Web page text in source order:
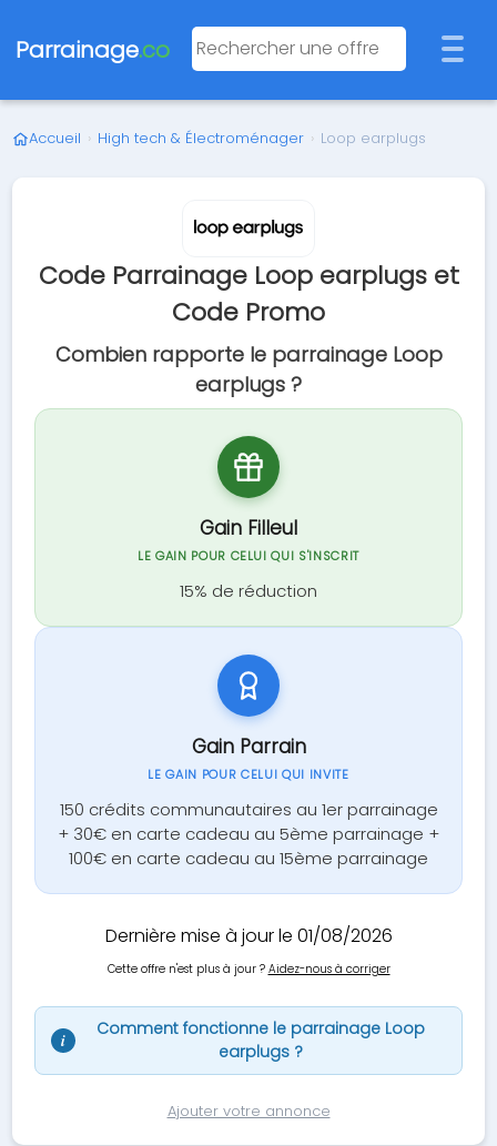
Parrainage.co
Accueil › High tech & Électroménager › Loop earplugs
Code Parrainage Loop earplugs et
Code Promo
Combien rapporte le parrainage Loop
earplugs ?
Gain Filleul
LE GAIN POUR CELUI QUI S'INSCRIT
15% de réduction
Gain Parrain
LE GAIN POUR CELUI QUI INVITE
150 crédits communautaires au 1er parrainage
+ 30€ en carte cadeau au 5ème parrainage +
100€ en carte cadeau au 15ème parrainage
Dernière mise à jour le 01/08/2026
Cette offre n'est plus à jour ? Aidez-nous à corriger
i
Comment fonctionne le parrainage Loop
earplugs ?
Ajouter votre annonce